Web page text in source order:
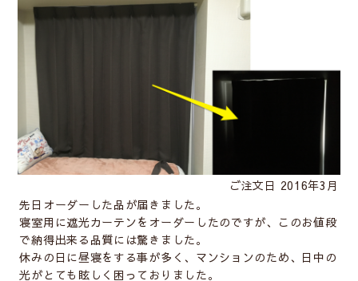
ご注文日 2016年3月
先日オーダーした品が届きました。
寝室用に遮光カーテンをオーダーしたのですが、このお値段
で納得出来る品質には驚きました。
休みの日に昼寝をする事が多く、マンションのため、日中の
光がとても眩しく困っておりました。